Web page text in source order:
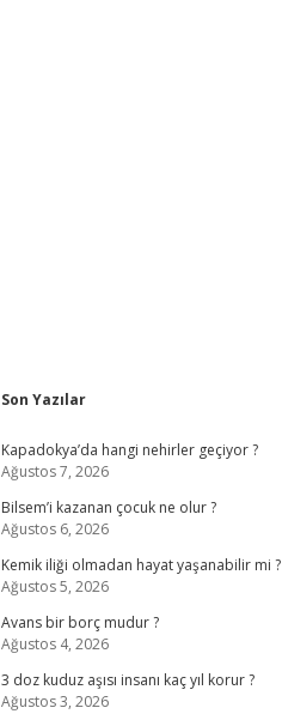
Sidebar
Son Yazılar
Kapadokya’da hangi nehirler geçiyor ?
Ağustos 7, 2026
Bilsem’i kazanan çocuk ne olur ?
Ağustos 6, 2026
Kemik iliği olmadan hayat yaşanabilir mi ?
Ağustos 5, 2026
Avans bir borç mudur ?
Ağustos 4, 2026
3 doz kuduz aşısı insanı kaç yıl korur ?
Ağustos 3, 2026